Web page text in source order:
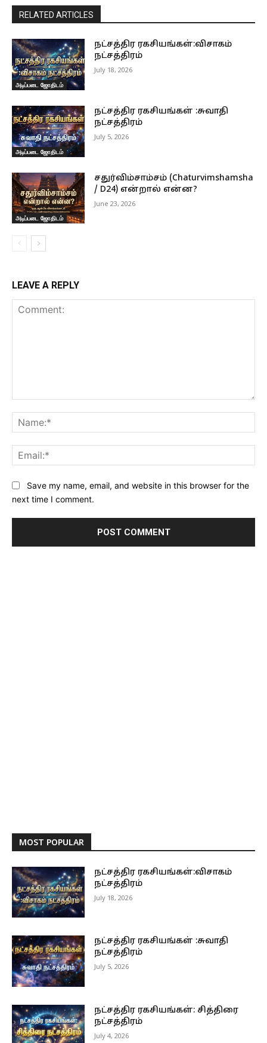
RELATED ARTICLES
அடிப்படை ஜோதிடம்
நட்சத்திர ரகசியங்கள்:விசாகம்
நட்சத்திரம்
July 18, 2026
அடிப்படை ஜோதிடம்
நட்சத்திர ரகசியங்கள் :சுவாதி
நட்சத்திரம்
July 5, 2026
அடிப்படை ஜோதிடம்
சதுர்விம்சாம்சம் (Chaturvimshamsha
/ D24) என்றால் என்ன?
June 23, 2026
LEAVE A REPLY
Website:Save my name, email, and website in this browser for the
next time I comment.
MOST POPULAR
நட்சத்திர ரகசியங்கள்:விசாகம்
நட்சத்திரம்
July 18, 2026
நட்சத்திர ரகசியங்கள் :சுவாதி
நட்சத்திரம்
July 5, 2026
நட்சத்திர ரகசியங்கள்: சித்திரை
நட்சத்திரம்
July 4, 2026